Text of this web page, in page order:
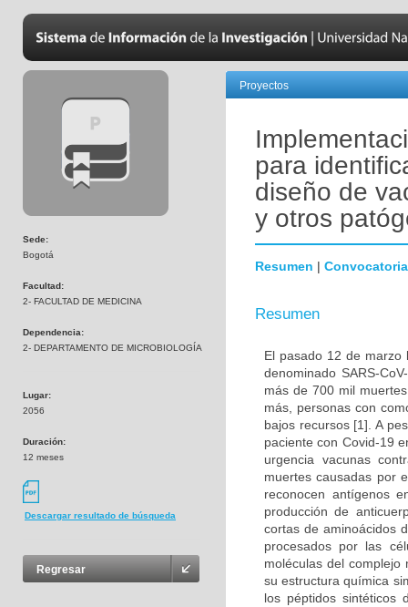
Sede:
Bogotá
Facultad:
2- FACULTAD DE MEDICINA
Dependencia:
2- DEPARTAMENTO DE MICROBIOLOGÍA
Lugar:
2056
Duración:
12 meses
Descargar resultado de búsqueda
Regresar
Proyectos
para
diseño de
y otros
Resumen | Convocatoria
Resumen
El pasado 12 de marzo
denominado SARS-
más de 700 mil
más, personas con
bajos recursos [1]. A
paciente con Covid-19
urgencia vacunas
muertes causadas por
reconocen antígenos
producción de
cortas de aminoácidos
procesados por las
moléculas del
su estructura química
los péptidos sintéticos